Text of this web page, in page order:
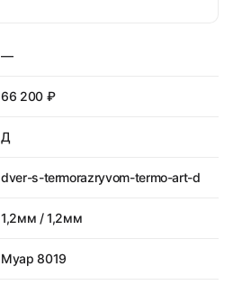
—
66 200 ₽
Д
dver-s-termorazryvom-termo-art-d
1,2мм / 1,2мм
Муар 8019